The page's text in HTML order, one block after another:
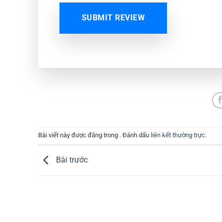
SUBMIT REVIEW
Bài viết này được đăng trong . Đánh dấu liên kết thường trực.
Bài trước